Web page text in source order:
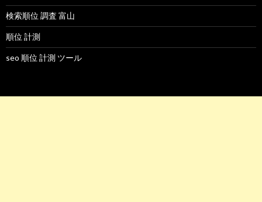
検索順位 調査 富山
順位 計測
seo 順位 計測 ツール